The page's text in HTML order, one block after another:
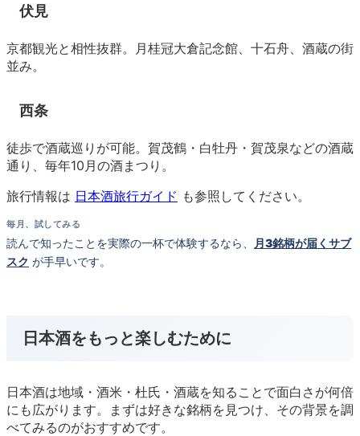
伏見
京都観光と相性抜群。月桂冠大倉記念館、十石舟、酒蔵の街
並み。
西条
徒歩で酒蔵巡りが可能。賀茂鶴・白牡丹・賀茂泉などの酒蔵
通り、毎年10月の酒まつり。
旅行情報は 日本酒旅行ガイド も参照してください。
毎月、試してみる
読んで知ったことを実際の一杯で体験するなら、
月3銘柄が届くサブ
スク が手早いです。
日本酒をもっと楽しむために
日本酒は地域・酒米・杜氏・酒蔵を知ることで面白さが何倍
にも広がります。まずは好きな銘柄を見つけ、その背景を調
べてみるのがおすすめです。